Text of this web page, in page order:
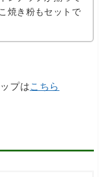
焼き粉もセットで
プはこちら